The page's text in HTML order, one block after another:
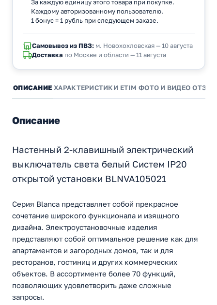
За каждую единицу этого товара при покупке.
Каждому авторизованному пользователю.
1 бонус = 1 рубль при следующем заказе.
Самовывоз из ПВЗ:м. Новохохловская — 10 августа
Доставка по Москве и области — 11 августа
ОПИСАНИЕ ХАРАКТЕРИСТИКИ ETIM ФОТО И ВИДЕО
Описание
Настенный 2-клавишный электрический
выключатель света белый Cистем IP20
открытой установки BLNVA105021
Серия Blanca представляет собой прекрасное
сочетание широкого функционала и изящного
дизайна. Электроустановочные изделия
представляют собой оптимальное решение как для
апартаментов и загородных домов, так и для
ресторанов, гостиниц и других коммерческих
объектов. В ассортименте более 70 функций,
позволяющих удовлетворить даже сложные
запросы.